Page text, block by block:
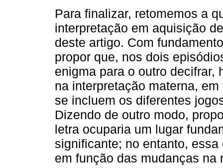
Para finalizar, retomemos a
interpretação em aquisição
deste artigo. Com
propor que, nos dois
enigma para o outro decifrar,
na interpretação materna,
se incluem os diferentes
Dizendo de outro modo,
letra ocuparia um lugar
significante; no entanto,
em função das mudanças